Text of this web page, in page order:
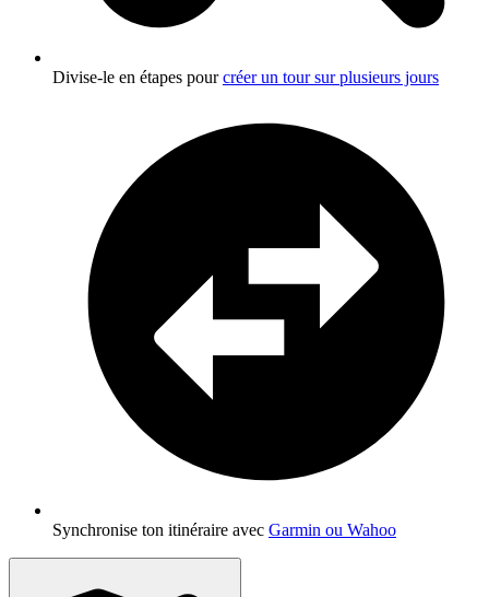
Divise-le en étapes pourcréer un tour sur plusieurs jours
Synchronise ton itinéraire avec Garmin ou Wahoo